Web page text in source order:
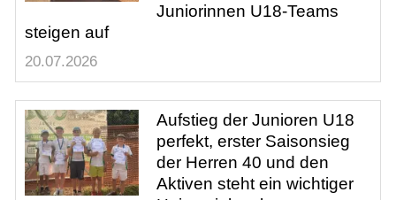
Juniorinnen U18-Teams
steigen auf
20.07.2026
Aufstieg der Junioren U18
perfekt, erster Saisonsieg
der Herren 40 und den
Aktiven steht ein wichtiger